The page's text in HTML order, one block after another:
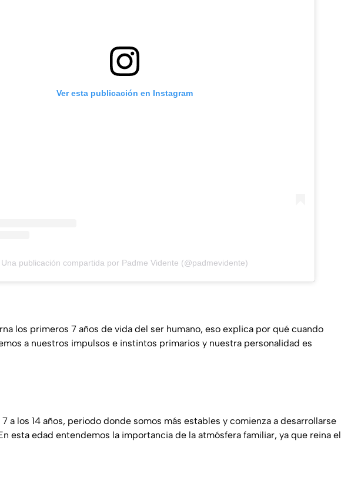
Ver esta publicación en Instagram
Una publicación compartida por Padme Vidente (@padmevidente)
los primeros 7 años de vida del ser humano, eso explica por qué cuando
a nuestros impulsos e instintos primarios y nuestra personalidad es
a los 14 años, periodo donde somos más estables y comienza a desarrollarse
esta edad entendemos la importancia de la atmósfera familiar, ya que reina el